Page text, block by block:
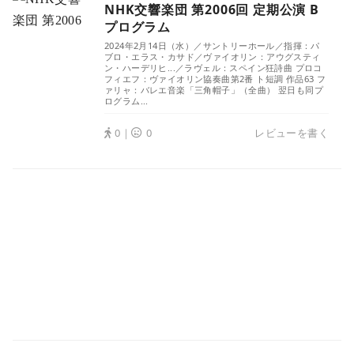
NHK交響楽団 第2006回 定期公演 B
プログラム
2024年2月14日（水）／サントリーホール／指揮：パ
ブロ・エラス・カサド／ヴァイオリン：アウグスティ
ン・ハーデリヒ...／ラヴェル：スペイン狂詩曲 プロコ
フィエフ：ヴァイオリン協奏曲第2番 ト短調 作品63 フ
ァリャ：バレエ音楽「三角帽子」（全曲） 翌日も同プ
ログラム...
0｜ 0 レビューを書く